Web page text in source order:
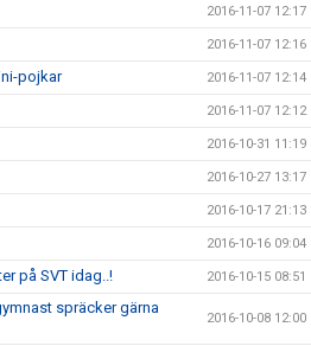
2016-11-07 12:17
2016-11-07 12:16
pojkar 2016-11-07 12:14
2016-11-07 12:12
2016-10-31 11:19
2016-10-27 13:17
2016-10-17 21:13
2016-10-16 09:04
på SVT idag..! 2016-10-15 08:51
spräcker gärna
2016-10-08 12:00